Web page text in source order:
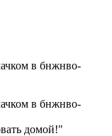
домой!"